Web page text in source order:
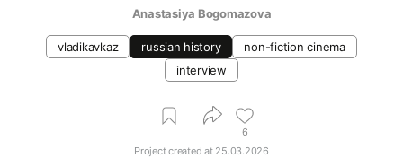
Anastasiya Bogomazova
vladikavkaz russian history
non-fiction cinema
interview
6
Project created at 25.03.2026